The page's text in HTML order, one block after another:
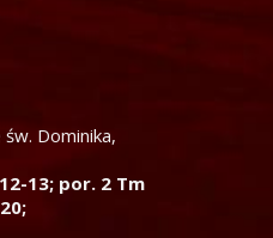
Dominika,
13; por. 2 Tm